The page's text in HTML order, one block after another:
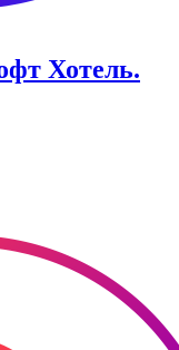
Хотель.